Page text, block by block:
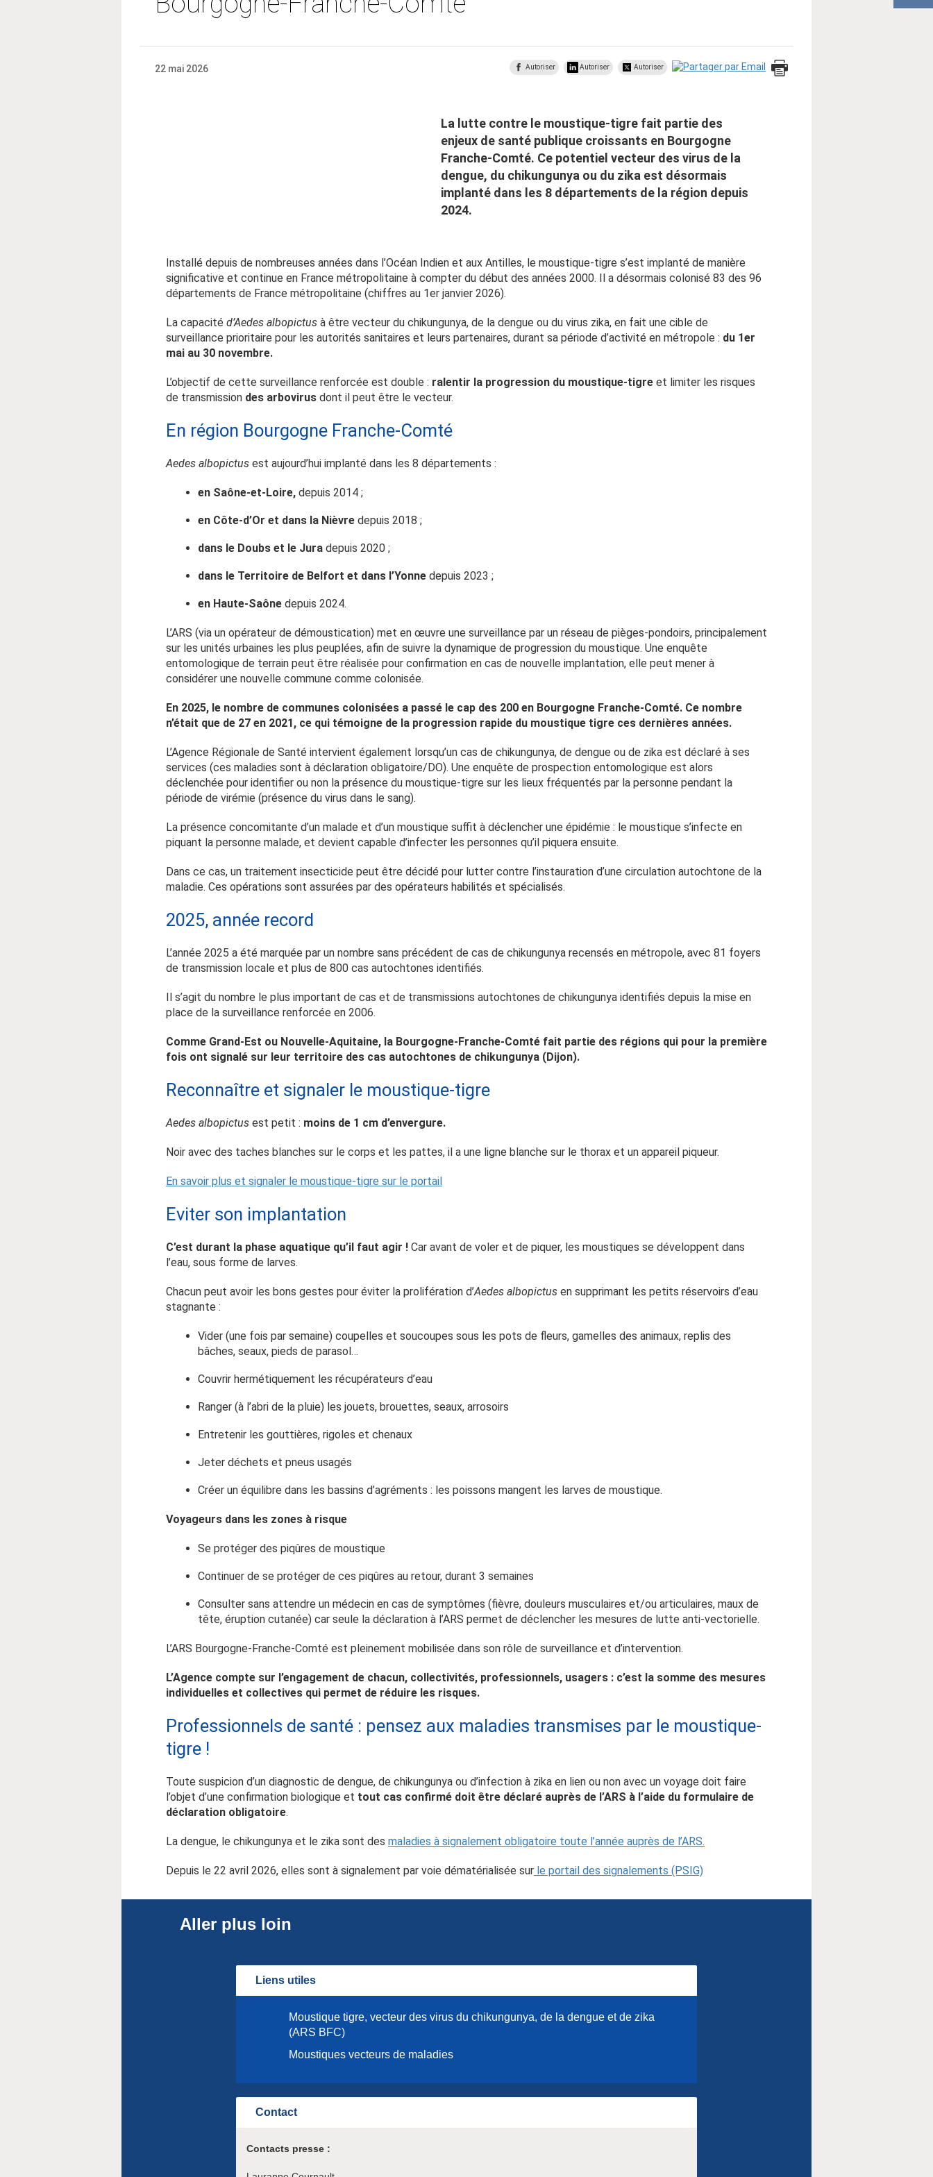
22 mai 2026 Autoriser Autoriser Autoriser
La lutte contre le moustique-tigre fait partie des
enjeux de santé publique croissants en Bourgogne
Franche-Comté. Ce potentiel vecteur des virus de la
dengue, du chikungunya ou du zika est désormais
implanté dans les 8 départements de la région depuis
2024.
Installé depuis de nombreuses années dans l’Océan Indien et aux Antilles, le moustique-tigre s’est implanté de manière
significative et continue en France métropolitaine à compter du début des années 2000. Il a désormais colonisé 83 des 96
départements de France métropolitaine (chiffres au 1er janvier 2026).
La capacité d’Aedes albopictus à être vecteur du chikungunya, de la dengue ou du virus zika, en fait une cible de
surveillance prioritaire pour les autorités sanitaires et leurs partenaires, durant sa période d’activité en métropole : du 1er
mai au 30 novembre.
L’objectif de cette surveillance renforcée est double : ralentir la progression du moustique-tigre et limiter les risques
de transmission des arbovirus dont il peut être le vecteur.
En région Bourgogne Franche-Comté
Aedes albopictus est aujourd’hui implanté dans les 8 départements :
en Saône-et-Loire, depuis 2014 ;
en Côte-d’Or et dans la Nièvre depuis 2018 ;
dans le Doubs et le Jura depuis 2020 ;
dans le Territoire de Belfort et dans l’Yonne depuis 2023 ;
en Haute-Saône depuis 2024.
L’ARS (via un opérateur de démoustication) met en œuvre une surveillance par un réseau de pièges-pondoirs, principalement
sur les unités urbaines les plus peuplées, afin de suivre la dynamique de progression du moustique. Une enquête
entomologique de terrain peut être réalisée pour confirmation en cas de nouvelle implantation, elle peut mener à
considérer une nouvelle commune comme colonisée.
En 2025, le nombre de communes colonisées a passé le cap des 200 en Bourgogne Franche-Comté. Ce nombre
n’était que de 27 en 2021, ce qui témoigne de la progression rapide du moustique tigre ces dernières années.
L’Agence Régionale de Santé intervient également lorsqu’un cas de chikungunya, de dengue ou de zika est déclaré à ses
services (ces maladies sont à déclaration obligatoire/DO). Une enquête de prospection entomologique est alors
déclenchée pour identifier ou non la présence du moustique-tigre sur les lieux fréquentés par la personne pendant la
période de virémie (présence du virus dans le sang).
La présence concomitante d’un malade et d’un moustique suffit à déclencher une épidémie : le moustique s’infecte en
piquant la personne malade, et devient capable d’infecter les personnes qu’il piquera ensuite.
Dans ce cas, un traitement insecticide peut être décidé pour lutter contre l’instauration d’une circulation autochtone de la
maladie. Ces opérations sont assurées par des opérateurs habilités et spécialisés.
2025, année record
L’année 2025 a été marquée par un nombre sans précédent de cas de chikungunya recensés en métropole, avec 81 foyers
de transmission locale et plus de 800 cas autochtones identifiés.
Il s’agit du nombre le plus important de cas et de transmissions autochtones de chikungunya identifiés depuis la mise en
place de la surveillance renforcée en 2006.
Comme Grand-Est ou Nouvelle-Aquitaine, la Bourgogne-Franche-Comté fait partie des régions qui pour la première
fois ont signalé sur leur territoire des cas autochtones de chikungunya (Dijon).
Reconnaître et signaler le moustique-tigre
Aedes albopictus est petit : moins de 1 cm d’envergure.
Noir avec des taches blanches sur le corps et les pattes, il a une ligne blanche sur le thorax et un appareil piqueur.
En savoir plus et signaler le moustique-tigre sur le portail
Eviter son implantation
C’est durant la phase aquatique qu’il faut agir ! Car avant de voler et de piquer, les moustiques se développent dans
l’eau, sous forme de larves.
Chacun peut avoir les bons gestes pour éviter la prolifération d’Aedes albopictus en supprimant les petits réservoirs d’eau
stagnante :
Vider (une fois par semaine) coupelles et soucoupes sous les pots de fleurs, gamelles des animaux, replis des
bâches, seaux, pieds de parasol…
Couvrir hermétiquement les récupérateurs d’eau
Ranger (à l’abri de la pluie) les jouets, brouettes, seaux, arrosoirs
Entretenir les gouttières, rigoles et chenaux
Jeter déchets et pneus usagés
Créer un équilibre dans les bassins d’agréments : les poissons mangent les larves de moustique.
Voyageurs dans les zones à risque
Se protéger des piqûres de moustique
Continuer de se protéger de ces piqûres au retour, durant 3 semaines
Consulter sans attendre un médecin en cas de symptômes (fièvre, douleurs musculaires et/ou articulaires, maux de
tête, éruption cutanée) car seule la déclaration à l’ARS permet de déclencher les mesures de lutte anti-vectorielle.
L’ARS Bourgogne-Franche-Comté est pleinement mobilisée dans son rôle de surveillance et d’intervention.
L’Agence compte sur l’engagement de chacun, collectivités, professionnels, usagers : c’est la somme des mesures
individuelles et collectives qui permet de réduire les risques.
Professionnels de santé : pensez aux maladies transmises par le moustique-
tigre !
Toute suspicion d’un diagnostic de dengue, de chikungunya ou d’infection à zika en lien ou non avec un voyage doit faire
l’objet d’une confirmation biologique et tout cas confirmé doit être déclaré auprès de l’ARS à l’aide du formulaire de
déclaration obligatoire.
La dengue, le chikungunya et le zika sont des maladies à signalement obligatoire toute l’année auprès de l’ARS.
Depuis le 22 avril 2026, elles sont à signalement par voie dématérialisée sur le portail des signalements (PSIG)
Aller plus loin
Liens utiles
Moustique tigre, vecteur des virus du chikungunya, de la dengue et de zika
(ARS BFC)
Moustiques vecteurs de maladies
Contact
Contacts presse :